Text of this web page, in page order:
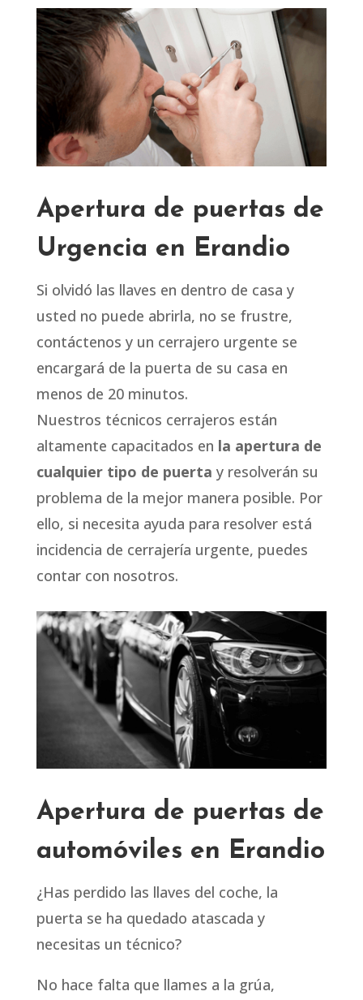
Apertura de puertas de
Urgencia en Erandio
Si olvidó las llaves en dentro de casa y
usted no puede abrirla, no se frustre,
contáctenos y un cerrajero urgente se
encargará de la puerta de su casa en
menos de 20 minutos.
Nuestros técnicos cerrajeros están
altamente capacitados en la apertura de
cualquier tipo de puerta y resolverán su
problema de la mejor manera posible. Por
ello, si necesita ayuda para resolver está
incidencia de cerrajería urgente, puedes
contar con nosotros.
Apertura de puertas de
automóviles en Erandio
¿Has perdido las llaves del coche, la
puerta se ha quedado atascada y
necesitas un técnico?
No hace falta que llames a la grúa,